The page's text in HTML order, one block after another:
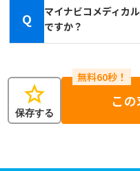
Q
マイナビコメディカ
ですか？
star
保存する
こ